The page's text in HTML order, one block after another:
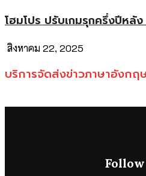
โฮมโปร ปรับเกมรุกครึ่งปีหลัง
สิงหาคม 22, 2025
บริการจัดส่งข่าวภาษาอังกฤ
Follow